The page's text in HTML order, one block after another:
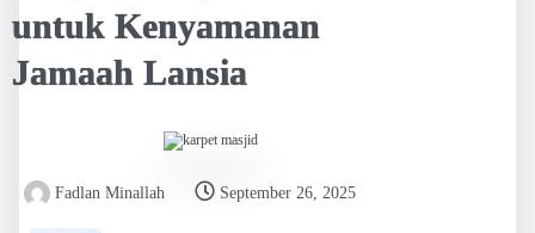
untuk Kenyamanan
Jamaah Lansia
Fadlan Minallah September 26, 2025